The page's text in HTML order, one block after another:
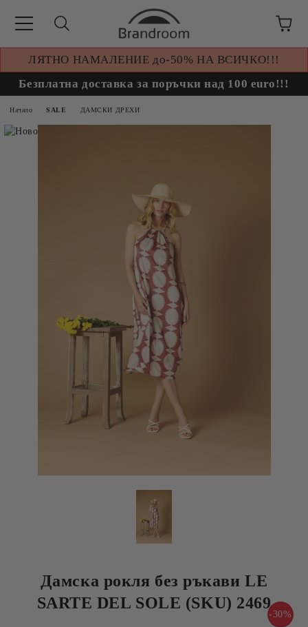
ЛЯТНО НАМАЛЕНИЕ до-50% НА ВСИЧКО!!!
Безплатна доставка за поръчки над 100 euro!!!
Начало SALE ДАМСКИ ДРЕХИ
Дамска рокля без ръкави LE
SARTE DEL SOLE (SKU) 2469
-30%